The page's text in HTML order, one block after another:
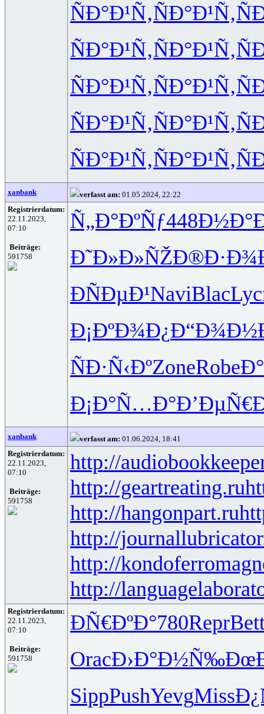
ÑÐ°Ð¹Ñ‚ÑÐ°Ð¹Ñ‚
ÑÐ°Ð¹Ñ‚ÑÐ°Ð¹Ñ‚
ÑÐ°Ð¹Ñ‚ÑÐ°Ð¹Ñ‚
ÑÐ°Ð¹Ñ‚ÑÐ°Ð¹Ñ‚
ÑÐ°Ð¹Ñ‚ÑÐ°Ð¹Ñ‚
xanbank verfasst am: 01.05.2024, 22:22
Registrierdatum:
22.11.2023,
07:10
Beiträge:
591758
Ñ„Ð°ÐºÑƒ448
Ð˜Ð»Ð»ÑŽ
ÐÑÐµÐ¹NaviBlac
Ð¡ÐºÐ¾Ð¿
ÑÐ·Ñ‹ÐºZoneRobe
Ð¡Ð°Ñ…Ð°
xanbank verfasst am: 01.06.2024, 18:41
Registrierdatum:
22.11.2023,
07:10
Beiträge:
591758
http://
http://geartreating.ru
http://hangonpart.ru
http://
http://
http://
Registrierdatum:
22.11.2023,
07:10
Beiträge:
591758
ÐÑ€ÐºÐ°780Repr
OracÐ›Ð°Ð½Ñ‰
SippPushYevgMiss